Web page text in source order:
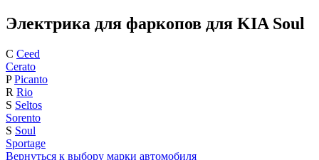
Электрика для фаркопов для KIA Soul
C Ceed
Cerato
P Picanto
R Rio
S Seltos
Sorento
S Soul
Sportage
Вернуться к выбору марки автомобиля